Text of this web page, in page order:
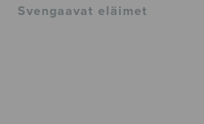
Svengaavat eläimet